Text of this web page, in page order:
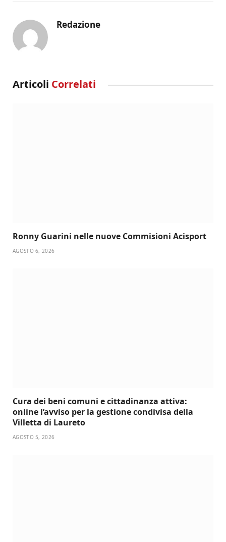
Redazione
Articoli Correlati
Ronny Guarini nelle nuove Commisioni Acisport
AGOSTO 6, 2026
Cura dei beni comuni e cittadinanza attiva:
online l’avviso per la gestione condivisa della
Villetta di Laureto
AGOSTO 5, 2026